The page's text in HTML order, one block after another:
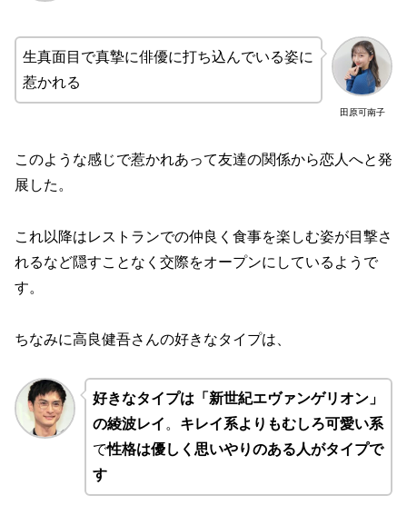
田原可南子
生真面目で真摯に俳優に打ち込んでいる姿に
惹かれる
このような感じで惹かれあって友達の関係から恋人へと発
展した。
これ以降はレストランでの仲良く食事を楽しむ姿が目撃さ
れるなど隠すことなく交際をオープンにしているようで
す。
ちなみに高良健吾さんの好きなタイプは、
好きなタイプは「新世紀エヴァンゲリオン」
の綾波レイ。 キレイ系よりもむしろ可愛い系
で性格は優しく思いやりのある人がタイプで
す